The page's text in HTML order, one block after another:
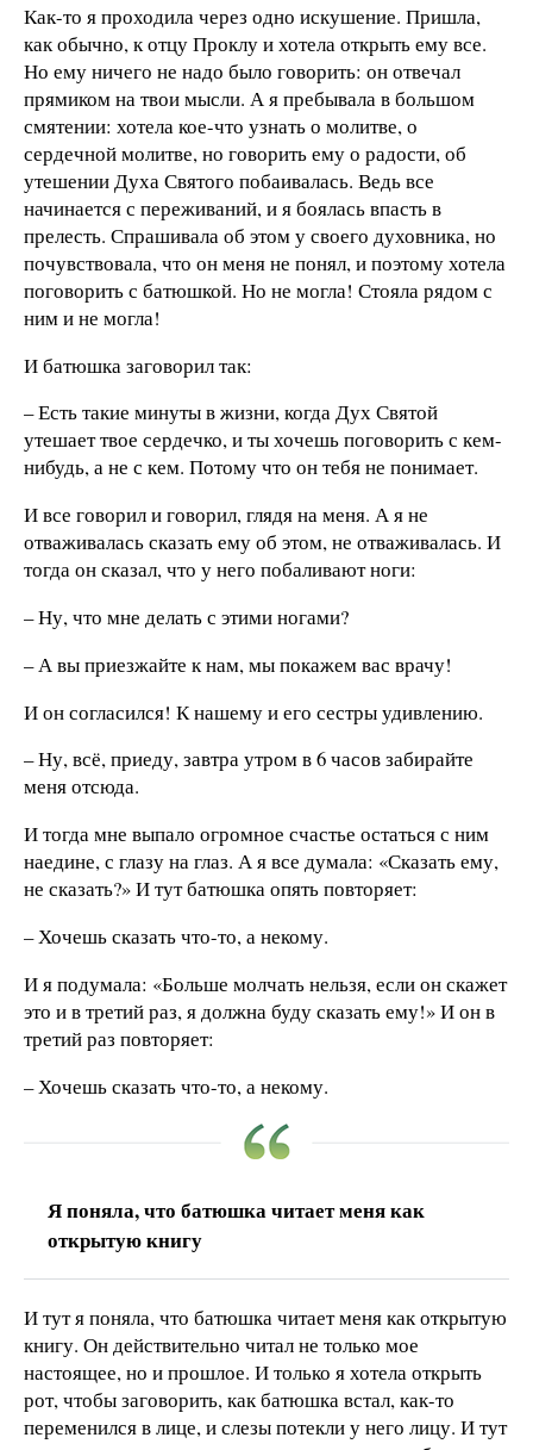
Как-то я проходила через одно искушение. Пришла,
как обычно, к отцу Проклу и хотела открыть ему все.
Но ему ничего не надо было говорить: он отвечал
прямиком на твои мысли. А я пребывала в большом
смятении: хотела кое-что узнать о молитве, о
сердечной молитве, но говорить ему о радости, об
утешении Духа Святого побаивалась. Ведь все
начинается с переживаний, и я боялась впасть в
прелесть. Спрашивала об этом у своего духовника, но
почувствовала, что он меня не понял, и поэтому хотела
поговорить с батюшкой. Но не могла! Стояла рядом с
ним и не могла!
И батюшка заговорил так:
– Есть такие минуты в жизни, когда Дух Святой
утешает твое сердечко, и ты хочешь поговорить с кем-
нибудь, а не с кем. Потому что он тебя не понимает.
И все говорил и говорил, глядя на меня. А я не
отваживалась сказать ему об этом, не отваживалась. И
тогда он сказал, что у него побаливают ноги:
– Ну, что мне делать с этими ногами?
– А вы приезжайте к нам, мы покажем вас врачу!
И он согласился! К нашему и его сестры удивлению.
– Ну, всё, приеду, завтра утром в 6 часов забирайте
меня отсюда.
И тогда мне выпало огромное счастье остаться с ним
наедине, с глазу на глаз. А я все думала: «Сказать ему,
не сказать?» И тут батюшка опять повторяет:
– Хочешь сказать что-то, а некому.
И я подумала: «Больше молчать нельзя, если он скажет
это и в третий раз, я должна буду сказать ему!» И он в
третий раз повторяет:
– Хочешь сказать что-то, а некому.
Я поняла, что батюшка читает меня как
открытую книгу
И тут я поняла, что батюшка читает меня как открытую
книгу. Он действительно читал не только мое
настоящее, но и прошлое. И только я хотела открыть
рот, чтобы заговорить, как батюшка встал, как-то
переменился в лице, и слезы потекли у него лицу. И тут